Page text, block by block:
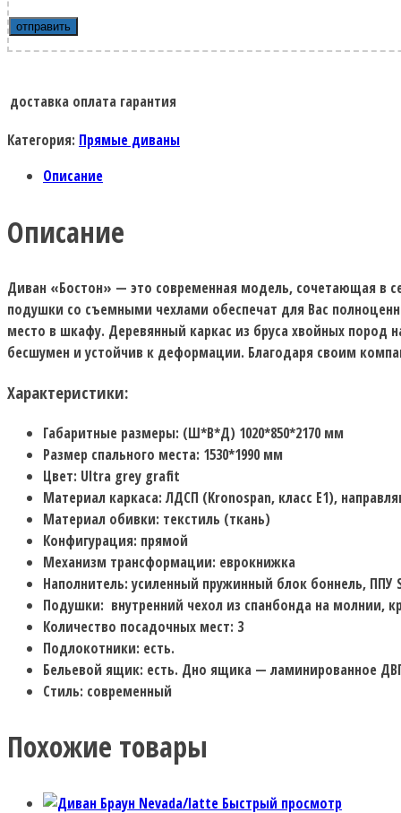
доставка оплата гарантия
Категория: Прямые диваны
Описание
Описание
Диван «Бостон» — это современная модель, сочетающая в
подушки со съемными чехлами обеспечат для Вас
место в шкафу. Деревянный каркас из бруса хвойных
бесшумен и устойчив к деформации. Благодаря своим
Характеристики:
Габаритные размеры: (Ш*В*Д) 1020*850*2170 мм
Размер спального места: 1530*1990 мм
Цвет: Ultra grey grafit
Материал каркаса: ЛДСП (Kronospan, класс Е1),
Материал обивки: текстиль (ткань)
Конфигурация: прямой
Механизм трансформации: еврокнижка
Наполнитель: усиленный пружинный блок боннель, ППУ
Подушки: внутренний чехол из спанбонда на молнии,
Количество посадочных мест: 3
Подлокотники: есть.
Бельевой ящик: есть. Дно ящика — ламинированное
Стиль: современный
Похожие товары
Быстрый просмотр